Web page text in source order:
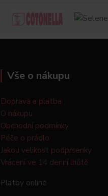
Vše o nákupu
Doprava a platba
O nákupu
Obchodní podmínky
Péče o prádlo
Jakou velikost podprsenky
Vrácení ve 14 denní lhůtě
Platby online